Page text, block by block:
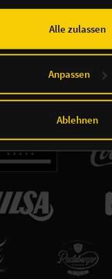
Cookie-Erklärung
Alle zulassen
Anpassen
Ablehnen
Sponsoren &